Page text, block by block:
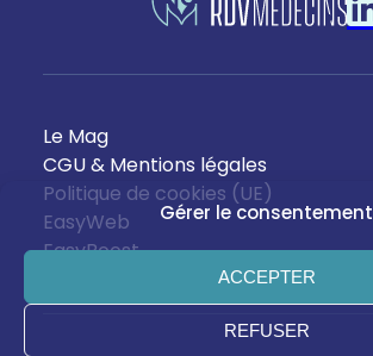
Gérer le consentement
ACCEPTER
REFUSER
Le Mag
CGU & Mentions légales
Politique de cookies (UE)
EasyWeb
EasyBoost